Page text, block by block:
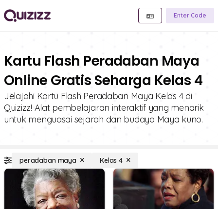
Enter Code
Kartu Flash Peradaban Maya
Online Gratis Seharga Kelas 4
Jelajahi Kartu Flash Peradaban Maya Kelas 4 di
Quizizz! Alat pembelajaran interaktif yang menarik
untuk menguasai sejarah dan budaya Maya kuno.
peradaban maya Kelas 4